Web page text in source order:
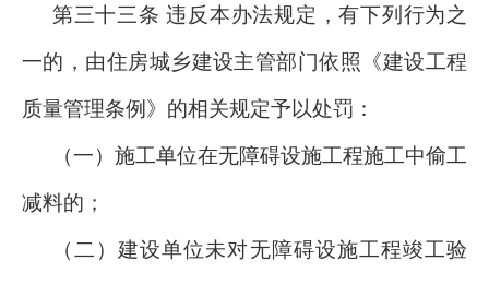
第三十三条 违反本办法规定，有下列行为之
一的，由住房城乡建设主管部门依照《建设工程
质量管理条例》的相关规定予以处罚：
（一）施工单位在无障碍设施工程施工中偷工
减料的；
（二）建设单位未对无障碍设施工程竣工验